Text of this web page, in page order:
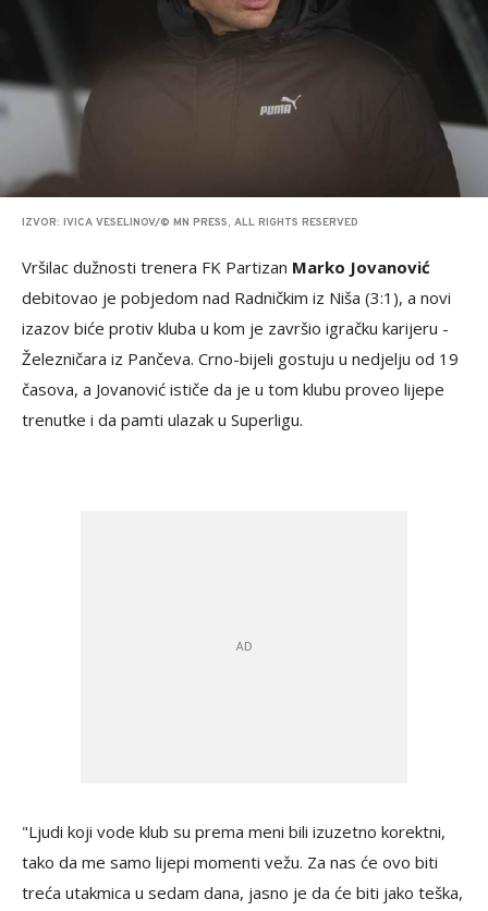
IZVOR: IVICA VESELINOV/© MN PRESS, ALL RIGHTS RESERVED
Vršilac dužnosti trenera FK Partizan Marko Jovanović
debitovao je pobjedom nad Radničkim iz Niša (3:1), a novi
izazov biće protiv kluba u kom je završio igračku karijeru -
Železničara iz Pančeva. Crno-bijeli gostuju u nedjelju od 19
časova, a Jovanović ističe da je u tom klubu proveo lijepe
trenutke i da pamti ulazak u Superligu.
"Ljudi koji vode klub su prema meni bili izuzetno korektni,
tako da me samo lijepi momenti vežu. Za nas će ovo biti
treća utakmica u sedam dana, jasno je da će biti jako teška,